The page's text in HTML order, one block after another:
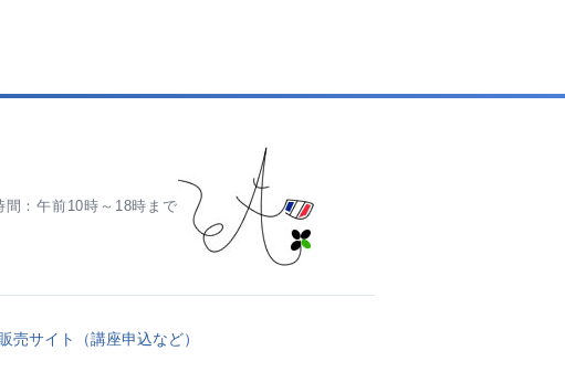
間：午前10時～18時まで
売サイト（講座申込など）